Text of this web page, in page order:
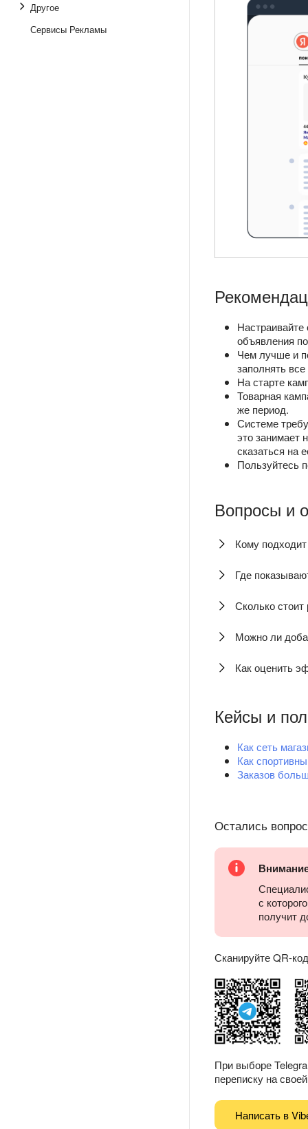
Другое
Сервисы Рекламы
объявления
Чем лучше и
заполнять
На старте
Товарная
же период.
Системе
это занимает
сказаться на
Пользуйтесь
Вопросы и
Кому
Где
Сколько
Можно ли
Как оценить
Кейсы и
Как сеть
Как
Заказов
Остались
с
получит
Сканируйте QR-
При выборе
переписку на
Написать в